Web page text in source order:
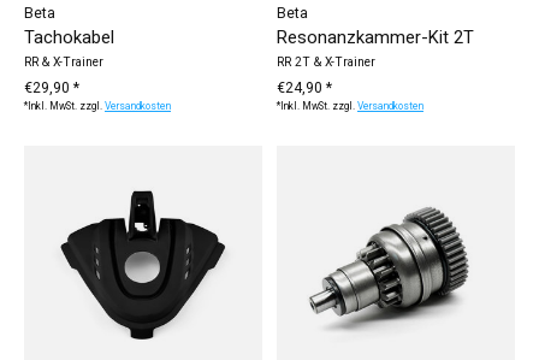
Beta
Tachokabel
RR & X-Trainer
€29,90 *
*Inkl. MwSt. zzgl.Versandkosten
Beta
Resonanzkammer-Kit 2T
RR 2T & X-Trainer
€24,90 *
*Inkl. MwSt. zzgl.Versandkosten